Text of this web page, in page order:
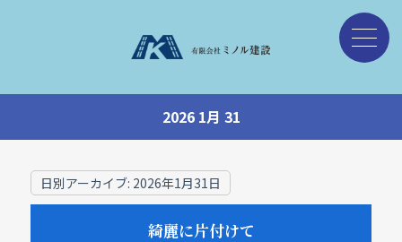
2026 1月 31
日別アーカイブ: 2026年1月31日
綺麗に片付けて